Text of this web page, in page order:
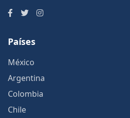
Países
México
Argentina
Colombia
Chile